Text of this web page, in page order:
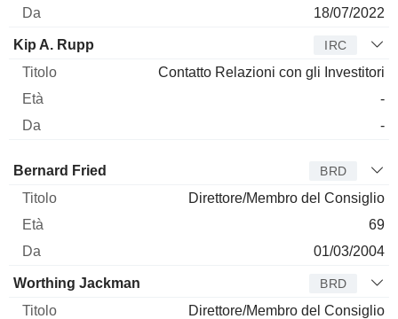
18/07/2022
Kip A. Rupp IRC
Contatto Relazioni con gli Investitori
-
-
Amministratore
Bernard Fried BRD
Direttore/Membro del Consiglio
69
01/03/2004
Worthing Jackman BRD
Direttore/Membro del Consiglio